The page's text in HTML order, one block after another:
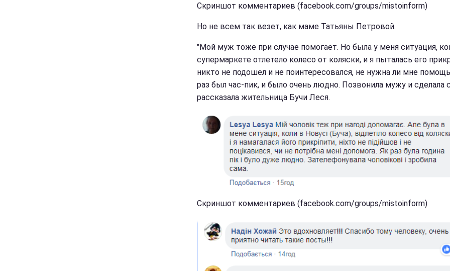
Скриншот комментариев (facebook.com/groups/mistoinform)
Но не всем так везет, как маме Татьяны Петровой.
"Мой муж тоже при случае помогает. Но была у меня ситуация,
супермаркете отлетело колесо от коляски, и я пыталась его
никто не подошел и не поинтересовался, не нужна ли мне
раз был час-пик, и было очень людно. Позвонила мужу и сделала
рассказала жительница Бучи Леся.
Скриншот комментариев (facebook.com/groups/mistoinform)